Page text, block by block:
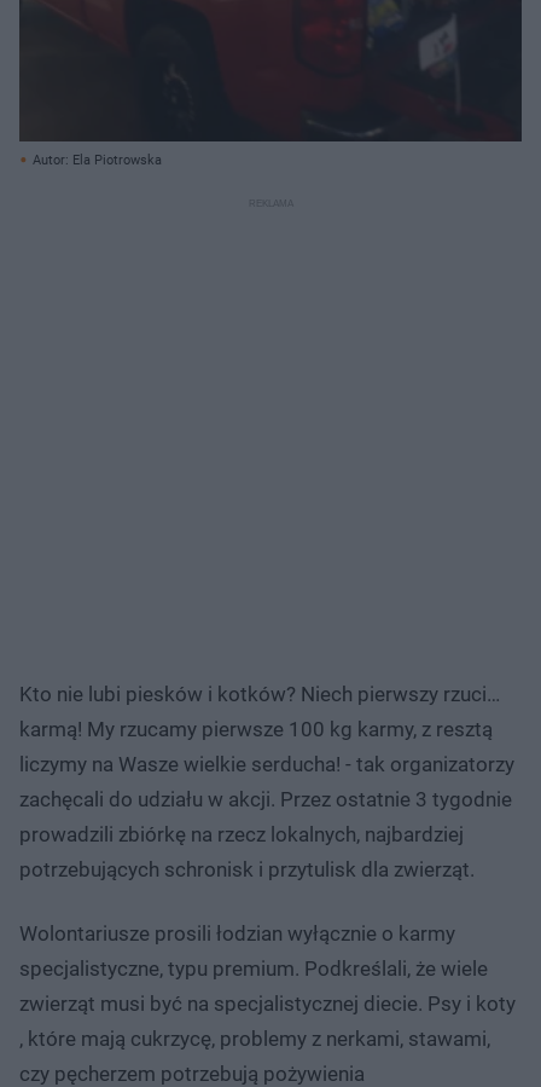
Autor: Ela Piotrowska
Kto nie lubi piesków i kotków? Niech pierwszy rzuci…
karmą! My rzucamy pierwsze 100 kg karmy, z resztą
liczymy na Wasze wielkie serducha! - tak organizatorzy
zachęcali do udziału w akcji. Przez ostatnie 3 tygodnie
prowadzili zbiórkę na rzecz lokalnych, najbardziej
potrzebujących schronisk i przytulisk dla zwierząt.
Wolontariusze prosili łodzian wyłącznie o karmy
specjalistyczne, typu premium. Podkreślali, że wiele
zwierząt musi być na specjalistycznej diecie. Psy i koty
, które mają cukrzycę, problemy z nerkami, stawami,
czy pęcherzem potrzebują pożywienia